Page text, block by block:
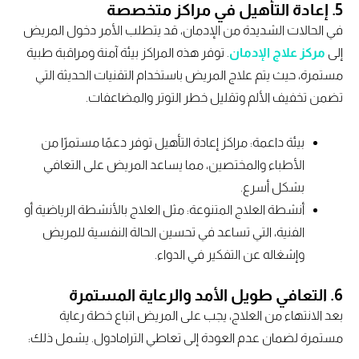
5. إعادة التأهيل في مراكز متخصصة
في الحالات الشديدة من الإدمان، قد يتطلب الأمر دخول المريض
إلى
مركز علاج الإدمان. توفر هذه المراكز بيئة آمنة ومراقبة طبية
مستمرة، حيث يتم علاج المريض باستخدام التقنيات الحديثة التي
تضمن تخفيف الألم وتقليل خطر التوتر والمضاعفات.
بيئة داعمة: مراكز إعادة التأهيل توفر دعمًا مستمرًا من
الأطباء والمختصين، مما يساعد المريض على التعافي
بشكل أسرع.
أنشطة العلاج المتنوعة: مثل العلاج بالأنشطة الرياضية أو
الفنية، التي تساعد في تحسين الحالة النفسية للمريض
وإشغاله عن التفكير في الدواء.
6. التعافي طويل الأمد والرعاية المستمرة
بعد الانتهاء من العلاج، يجب على المريض اتباع خطة رعاية
مستمرة لضمان عدم العودة إلى تعاطي الترامادول. يشمل ذلك: